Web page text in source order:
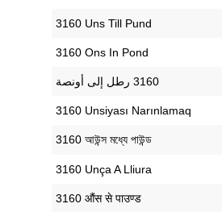
‎3160 Uns Till Pund
‎3160 Ons In Pond
‎3160 Unsiyası Narınlamaq
‎3160 আউন্স মধ্যে পাউন্ড
‎3160 Unça A Lliura
‎3160 औंस से पाउण्ड